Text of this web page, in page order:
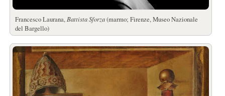
Francesco Laurana, Battista Sforza(marmo; Firenze, Museo Nazionale
del Bargello)